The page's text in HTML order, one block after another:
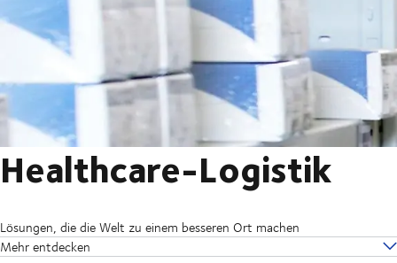
Healthcare-Logistik
Lösungen, die die Welt zu einem besseren Ort machen
Mehr entdecken